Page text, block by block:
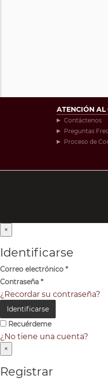
ATENCIÓN AL
Contáctenos
Preguntas
Proceso de
×
Identificarse
Correo electrónico *
Contraseña *
¿Recordar su contraseña?
Identificarse
Recuérdeme
¿No tiene una cuenta?
×
Registrar